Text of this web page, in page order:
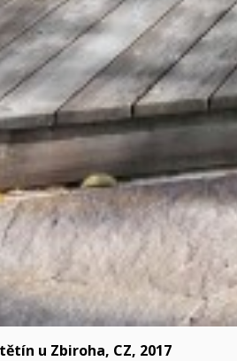
u Zbiroha, CZ, 2017